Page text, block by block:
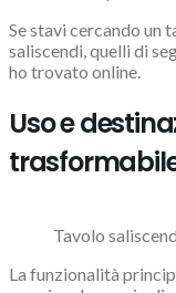
Se stavi cercando un
saliscendi, quelli di
ho trovato online.
Uso e
Tavolo
La funzionalità